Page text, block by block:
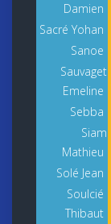
Damien
Sacré Yohan
Sanoe
Sauvaget
Emeline
Sebba
Siam
Mathieu
Solé Jean
Soulcié
Thibaut